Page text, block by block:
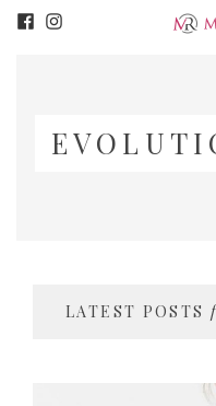
LATEST POSTS